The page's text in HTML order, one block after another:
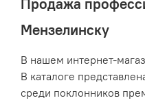
Продажа
Мензелинску
В нашем интернет-
В каталоге
среди поклонников